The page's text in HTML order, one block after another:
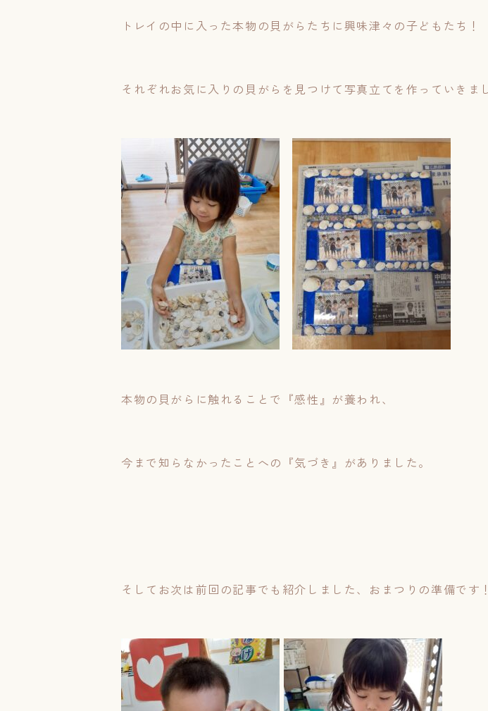
トレイの中に入った本物の貝がらたちに興味津々の子どもたち！
それぞれお気に入りの貝がらを見つけて写真立てを作っていきま
本物の貝がらに触れることで『感性』が養われ、
今まで知らなかったことへの『気づき』がありました。
そしてお次は前回の記事でも紹介しました、おまつりの準備です！